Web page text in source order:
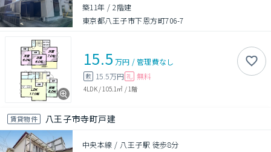
築11年 /2階建
東京都八王子市下恩方町706-7
15.5 万円 /管理費なし
敷 15.5万円 礼 無料
4LDK/ 105.1㎡ / 1階
賃貸物件 八王子市寺町戸建
中央本線 / 八王子駅 徒歩8分